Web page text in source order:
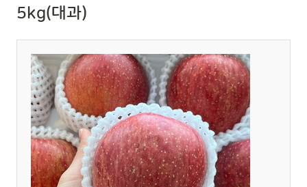
5kg(대과)